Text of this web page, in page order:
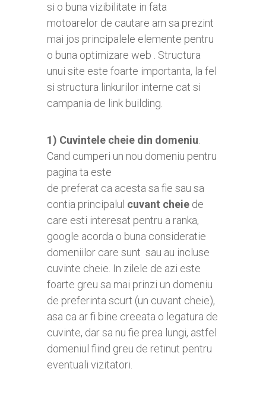
si o buna vizibilitate in fata
motoarelor de cautare am sa prezint
mai jos principalele elemente pentru
o buna optimizare web . Structura
unui site este foarte importanta, la fel
si structura linkurilor interne cat si
campania de link building.
1) Cuvintele cheie din domeniu
Cand cumperi un nou domeniu pentru
pagina ta este
de preferat ca acesta sa fie sau sa
contia principalul cuvant cheie de
care esti interesat pentru a ranka,
google acorda o buna consideratie
domeniilor care sunt sau au incluse
cuvinte cheie. In zilele de azi este
foarte greu sa mai prinzi un domeniu
de preferinta scurt (un cuvant cheie),
asa ca ar fi bine creeata o legatura de
cuvinte, dar sa nu fie prea lungi, astfel
domeniul fiind greu de retinut pentru
eventuali vizitatori.